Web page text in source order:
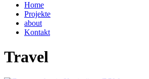
Home
Projekte
about
Kontakt
Travel